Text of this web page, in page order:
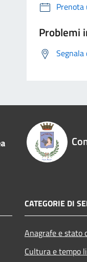
Problemi
CATEGORIE DI
Anagrafe e stato
Cultura e tempo